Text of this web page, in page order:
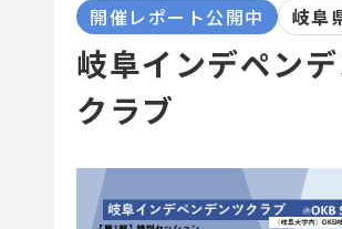
開催レポート公開中 岐阜
岐阜インデペン
クラブ